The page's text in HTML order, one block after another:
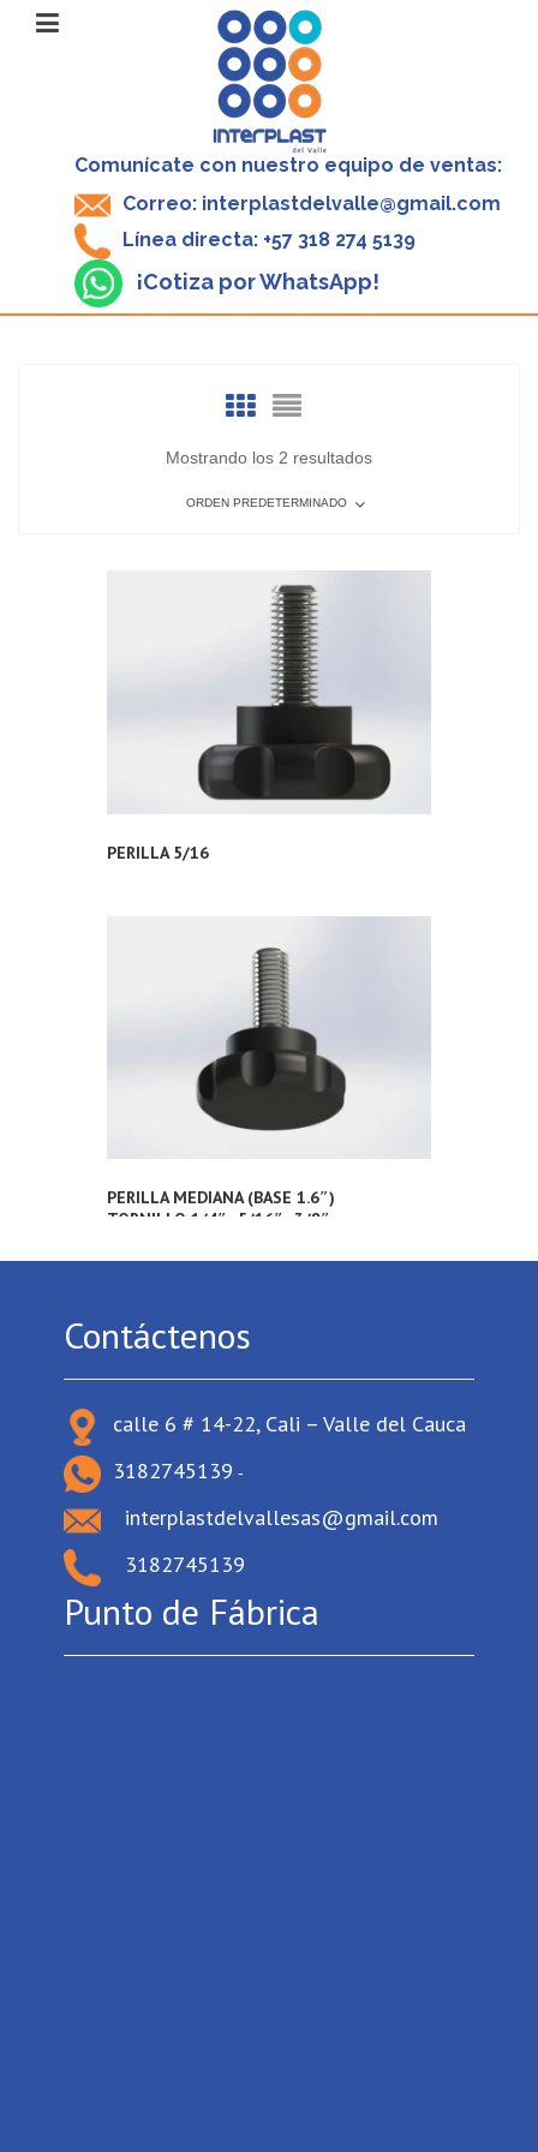
Comunícate con nuestro equipo de ventas:
Correo: interplastdelvalle@gmail.com
Línea directa: +57 318 274 5139
¡Cotiza por WhatsApp!
Mostrando los 2 resultados
ORDEN PREDETERMINADO
PERILLA 5/16
PERILLA MEDIANA (BASE 1.6″)
TORNILLO 1/4″ , 5/16″ , 3/8″
Contáctenos
calle 6 # 14-22, Cali – Valle del Cauca
3182745139 -
interplastdelvallesas@gmail.com
3182745139
Punto de Fábrica